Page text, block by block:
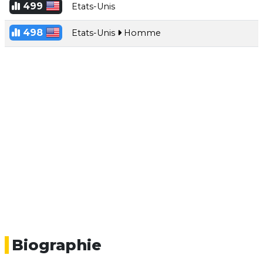
499 Etats-Unis
498 Etats-Unis Homme
Biographie